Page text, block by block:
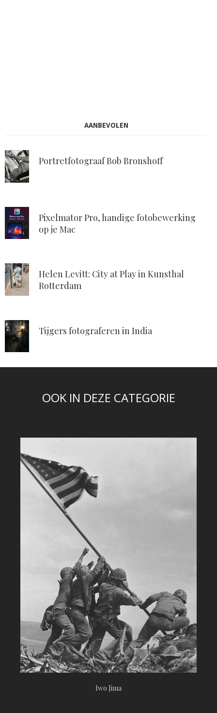
AANBEVOLEN
Portretfotograaf Bob Bronshoff
Pixelmator Pro, handige fotobewerking
op je Mac
Helen Levitt: City at Play in Kunsthal
Rotterdam
Tijgers fotograferen in India
OOK IN DEZE CATEGORIE
Iwo Jima